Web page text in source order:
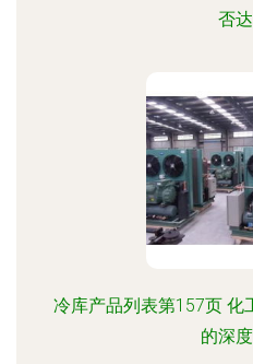
否
冷库产品列表第157页 化
的深